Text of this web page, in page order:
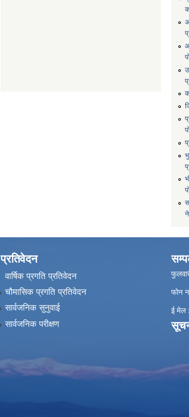
प्रतिवेदन
वार्षिक प्रगति प्रतिवेदन
चौमासिक प्रगति प्रतिवेदन
सार्वजनिक सुनुवाई
सार्वजनिक परीक्षण
फोन
ई मेल :